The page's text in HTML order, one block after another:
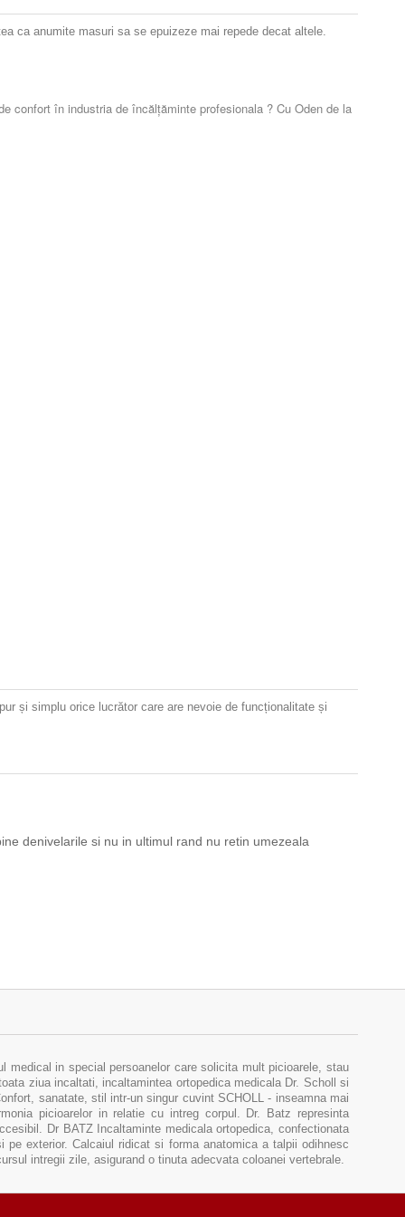
ca anumite masuri sa se epuizeze mai repede decat altele.
confort în industria de încălțăminte profesionala ? Cu Oden de la
și simplu orice lucrător care are nevoie de funcționalitate și
denivelarile si nu in ultimul rand nu retin umezeala
medical in special persoanelor care solicita mult picioarele, stau
ziua incaltati, incaltamintea ortopedica medicala Dr. Scholl si
sanatate, stil intr-un singur cuvint SCHOLL - inseamna mai
picioarelor in relatie cu intreg corpul. Dr. Batz represinta
Dr BATZ Incaltaminte medicala ortopedica, confectionata
exterior. Calcaiul ridicat si forma anatomica a talpii odihnesc
intregii zile, asigurand o tinuta adecvata coloanei vertebrale.